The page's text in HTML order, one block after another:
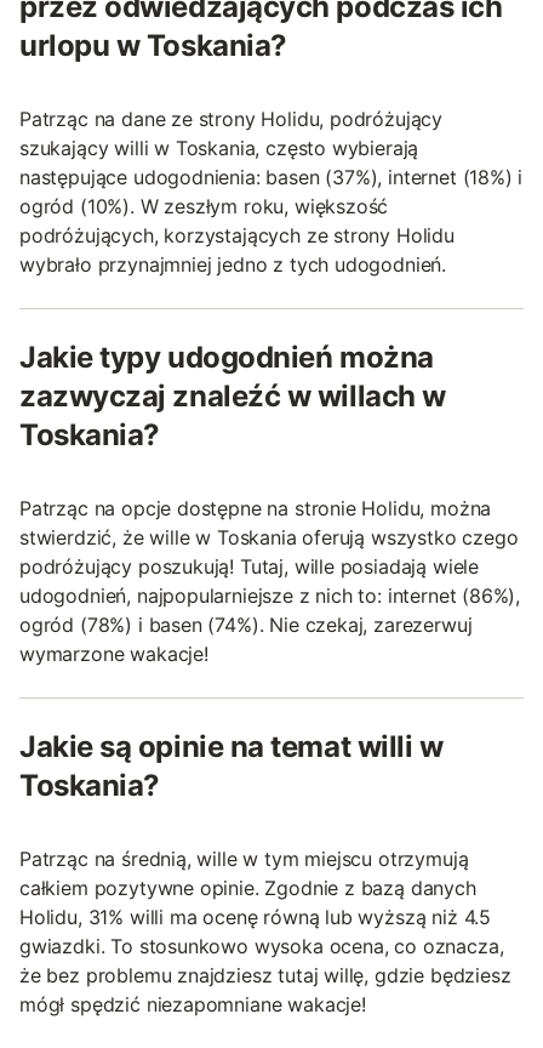
urlopu w Toskania?
Patrząc na dane ze strony Holidu, podróżujący
szukający willi w Toskania, często wybierają
następujące udogodnienia: basen (37%), internet (18%) i
ogród (10%). W zeszłym roku, większość
podróżujących, korzystających ze strony Holidu
wybrało przynajmniej jedno z tych udogodnień.
Jakie typy udogodnień można
zazwyczaj znaleźć w willach w
Toskania?
Patrząc na opcje dostępne na stronie Holidu, można
stwierdzić, że wille w Toskania oferują wszystko czego
podróżujący poszukują! Tutaj, wille posiadają wiele
udogodnień, najpopularniejsze z nich to: internet (86%),
ogród (78%) i basen (74%). Nie czekaj, zarezerwuj
wymarzone wakacje!
Jakie są opinie na temat willi w
Toskania?
Patrząc na średnią, wille w tym miejscu otrzymują
całkiem pozytywne opinie. Zgodnie z bazą danych
Holidu, 31% willi ma ocenę równą lub wyższą niż 4.5
gwiazdki. To stosunkowo wysoka ocena, co oznacza,
że bez problemu znajdziesz tutaj willę, gdzie będziesz
mógł spędzić niezapomniane wakacje!